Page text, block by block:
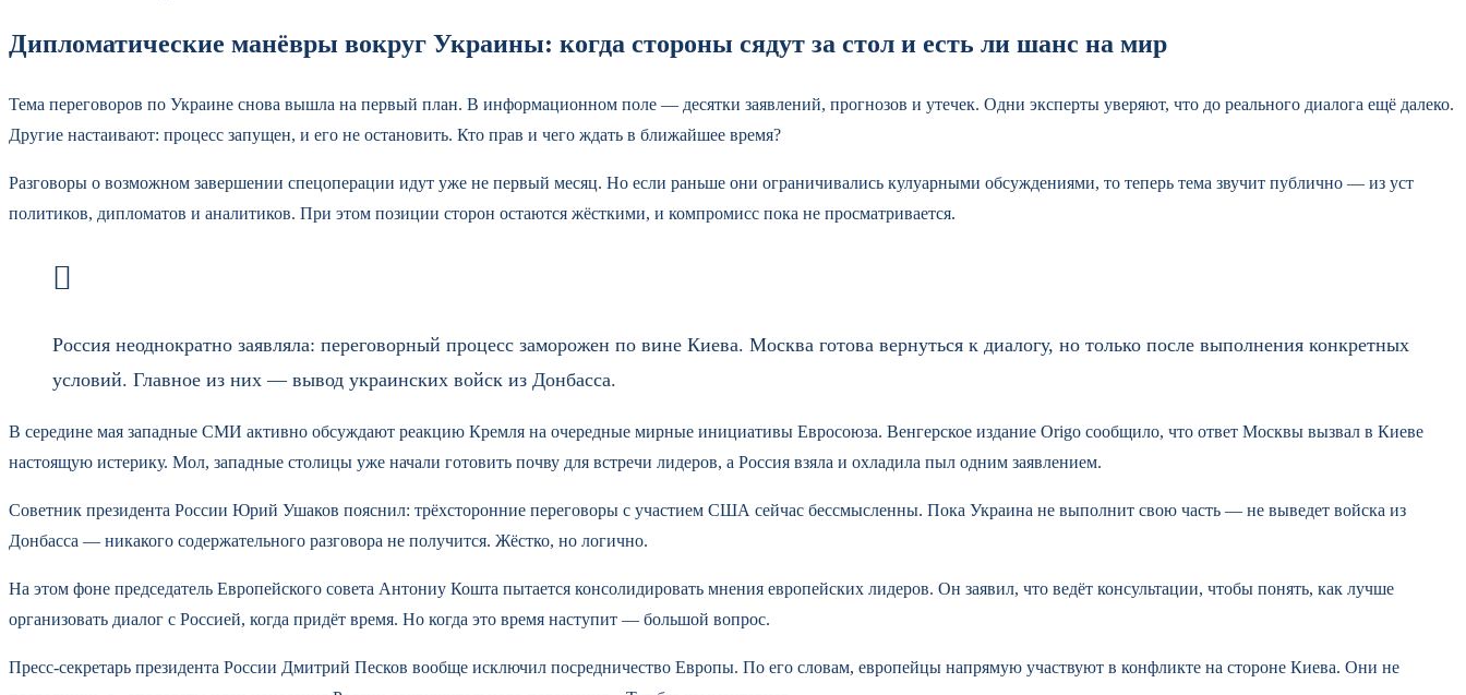
Дипломатические манёвры вокруг Украины: когда стороны сядут за стол и есть ли шанс на мир
Тема переговоров по Украине снова вышла на первый план. В информационном поле — десятки заявлений, прогнозов и утечек. Одни эксперты уверяют, что до реального диалога ещё далеко.
Другие настаивают: процесс запущен, и его не остановить. Кто прав и чего ждать в ближайшее время?
Разговоры о возможном завершении спецоперации идут уже не первый месяц. Но если раньше они ограничивались кулуарными обсуждениями, то теперь тема звучит публично — из уст
политиков, дипломатов и аналитиков. При этом позиции сторон остаются жёсткими, и компромисс пока не просматривается.
Россия неоднократно заявляла: переговорный процесс заморожен по вине Киева. Москва готова вернуться к диалогу, но только после выполнения конкретных
условий. Главное из них — вывод украинских войск из Донбасса.
В середине мая западные СМИ активно обсуждают реакцию Кремля на очередные мирные инициативы Евросоюза. Венгерское издание Origo сообщило, что ответ Москвы вызвал в Киеве
настоящую истерику. Мол, западные столицы уже начали готовить почву для встречи лидеров, а Россия взяла и охладила пыл одним заявлением.
Советник президента России Юрий Ушаков пояснил: трёхсторонние переговоры с участием США сейчас бессмысленны. Пока Украина не выполнит свою часть — не выведет войска из
Донбасса — никакого содержательного разговора не получится. Жёстко, но логично.
На этом фоне председатель Европейского совета Антониу Кошта пытается консолидировать мнения европейских лидеров. Он заявил, что ведёт консультации, чтобы понять, как лучше
организовать диалог с Россией, когда придёт время. Но когда это время наступит — большой вопрос.
Пресс-секретарь президента России Дмитрий Песков вообще исключил посредничество Европы. По его словам, европейцы напрямую участвуют в конфликте на стороне Киева. Они не